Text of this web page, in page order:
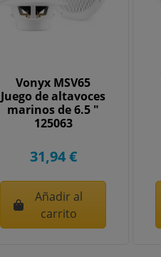
Vonyx MSV65
Juego de altavoces
marinos de 6.5 "
125063
31,94 €
Añadir al
carrito